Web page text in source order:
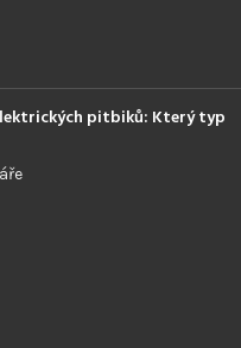
pitbiků: Který typ